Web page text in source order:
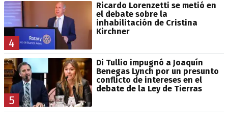
4
Ricardo Lorenzetti se metió en
el debate sobre la
inhabilitación de Cristina
Kirchner
5
Di Tullio impugnó a Joaquín
Benegas Lynch por un presunto
conflicto de intereses en el
debate de la Ley de Tierras